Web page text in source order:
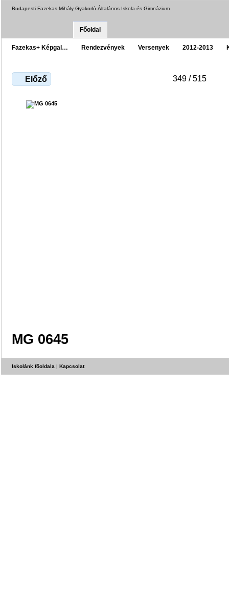
Budapesti Fazekas Mihály Gyakorló Általános Iskola és Gimnázium
Főoldal
Fazekas+ Képgal… Rendezvények Versenyek 2012-2013
Előző 349 / 515
MG 0645
Iskolánk főoldala | Kapcsolat